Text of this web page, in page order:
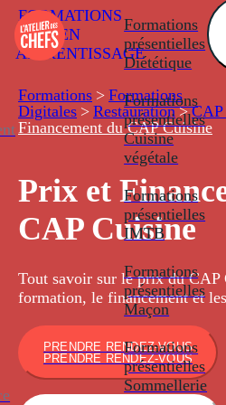
FORMATIONS
EN
APPRENTISSAGE
Formations
présentielles
Diététique
Formations
présentielles
Cuisine
végétale
Formations
présentielles
IMTB
Formations
présentielles
Maçon
Formations
présentielles
Sommellerie
Formations > Formations
Digitales > Restauration > CAP
Financement du CAP Cuisine
Prix et
CAP Cuisine
Tout savoir sur le prix du CAP
formation, le financement et
PRENDRE RENDEZ-VOUS
PRENDRE RENDEZ-VOUS